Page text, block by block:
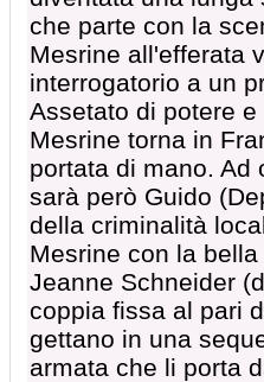
che parte con la
Mesrine all'efferata
interrogatorio a un
Assetato di potere
Mesrine torna in
portata di mano. Ad
sarà però Guido
della criminalità
Mesrine con la
Jeanne Schneider
coppia fissa al pari
gettano in una
armata che li porta